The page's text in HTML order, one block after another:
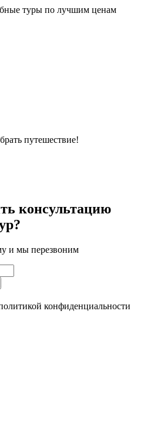
туры по лучшим ценам
путешествие!
консультацию
и мы перезвоним
конфиденциальности